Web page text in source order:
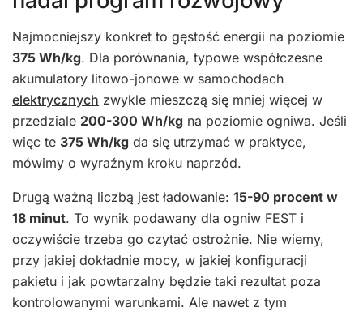
Najmocniejszy konkret to gęstość energii na poziomie
375 Wh/kg. Dla porównania, typowe współczesne
akumulatory litowo-jonowe w samochodach
elektrycznych zwykle mieszczą się mniej więcej w
przedziale 200-300 Wh/kg na poziomie ogniwa. Jeśli
więc te 375 Wh/kg da się utrzymać w praktyce,
mówimy o wyraźnym kroku naprzód.
Drugą ważną liczbą jest ładowanie: 15-90 procent w
18 minut. To wynik podawany dla ogniw FEST i
oczywiście trzeba go czytać ostrożnie. Nie wiemy,
przy jakiej dokładnie mocy, w jakiej konfiguracji
pakietu i jak powtarzalny będzie taki rezultat poza
kontrolowanymi warunkami. Ale nawet z tym